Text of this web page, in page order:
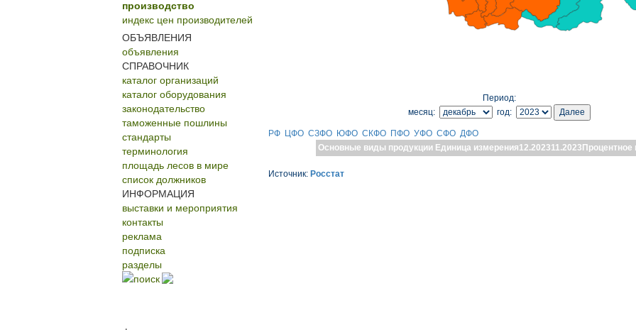
производство
индекс цен производителей
ОБЪЯВЛЕНИЯ
объявления
СПРАВОЧНИК
каталог организаций
каталог оборудования
законодательство
таможенные пошлины
стандарты
терминология
площадь лесов в мире
список должников
ИНФОРМАЦИЯ
выставки и мероприятия
контакты
реклама
подписка
разделы
поиск
Период:
месяц:
год:
РФ ЦФО СЗФО ЮФО СКФО ПФО УФО СФО ДФО
Основные виды продукции Единица измерения12.202311.2023 Процентное
Источник: Росстат